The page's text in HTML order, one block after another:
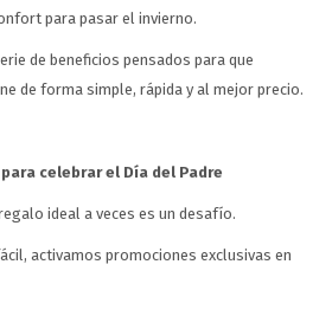
para pasar el invierno.
de beneficios pensados para que
de forma simple, rápida y al mejor precio.
celebrar el Día del Padre
ideal a veces es un desafío.
activamos promociones exclusivas en